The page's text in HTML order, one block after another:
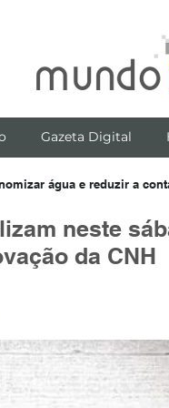
Gazeta Digital
água e reduzir a
neste
da CNH